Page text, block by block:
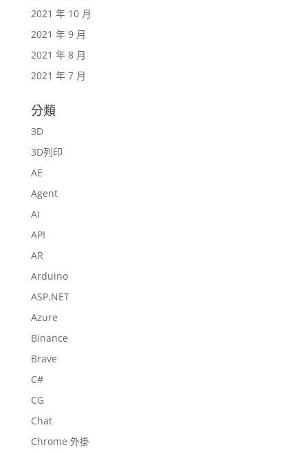
2021 年 10 月
2021 年 9 月
2021 年 8 月
2021 年 7 月
分類
3D
3D列印
AE
Agent
AI
API
AR
Arduino
ASP.NET
Azure
Binance
Brave
C#
CG
Chat
Chrome 外掛